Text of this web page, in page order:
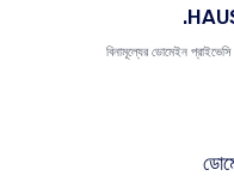
বিনামূল্যের ডোমেইন